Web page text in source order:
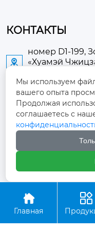
КОНТАКТЫ

номер D1-199,
«Хуамэй

+86-13705274289
+86-
Оборудование

Главная

Мы используем
вашего опыта
Продолжая
соглашаетесь с